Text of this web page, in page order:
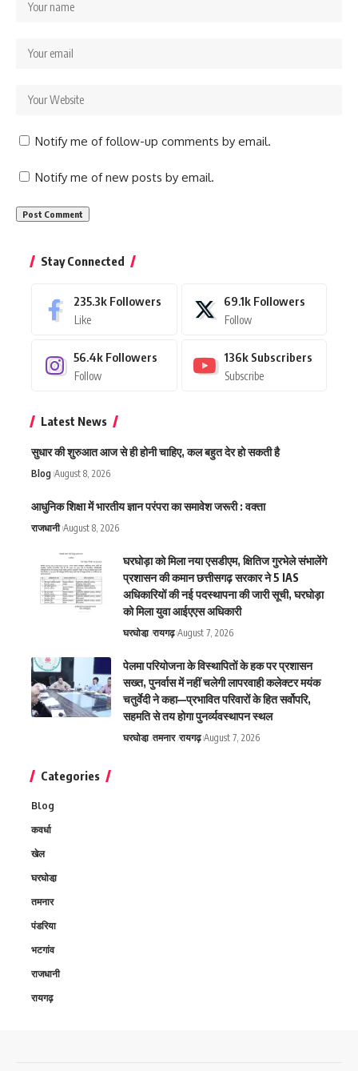
Notify me of follow-up comments by email.
Notify me of new posts by email.
Stay Connected
235.3k Followers
Like
69.1k Followers
Follow
56.4k Followers
Follow
136k Subscribers
Subscribe
Latest News
सुधार की शुरुआत आज से ही होनी चाहिए, कल बहुत देर हो सकती है
Blog August 8, 2026
आधुनिक शिक्षा में भारतीय ज्ञान परंपरा का समावेश जरूरी : वक्ता
राजधानी August 8, 2026
घरघोड़ा को मिला नया एसडीएम, क्षितिज गुरभेले संभालेंगे
प्रशासन की कमान छत्तीसगढ़ सरकार ने 5 IAS
अधिकारियों की नई पदस्थापना की जारी सूची, घरघोड़ा
को मिला युवा आईएएस अधिकारी
घरघोडा़ रायगढ़ August 7, 2026
पेलमा परियोजना के विस्थापितों के हक पर प्रशासन
सख्त, पुनर्वास में नहीं चलेगी लापरवाही कलेक्टर मयंक
चतुर्वेदी ने कहा—प्रभावित परिवारों के हित सर्वोपरि,
सहमति से तय होगा पुनर्व्यवस्थापन स्थल
घरघोडा़ तमनार रायगढ़ August 7, 2026
Categories
Blog
कवर्धा
खेल
घरघोडा़
तमनार
पंडरिया
भटगांव
राजधानी
रायगढ़